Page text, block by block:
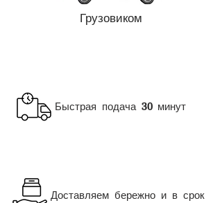
Грузовиком
Быстрая подача 30 минут
Доставляем бережно и в срок